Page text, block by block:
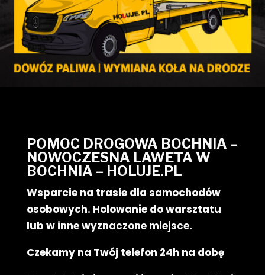
POMOC DROGOWA BOCHNIA –
NOWOCZESNA LAWETA W
BOCHNIA – HOLUJE.PL
Wsparcie na trasie dla samochodów
osobowych. Holowanie do warsztatu
lub w inne wyznaczone miejsce.
Czekamy na Twój telefon 24h na dobę